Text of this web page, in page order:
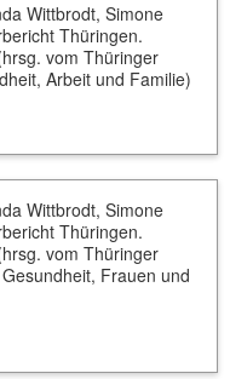
Wittbrodt, Simone
Thüringen.
vom Thüringer
Arbeit und Familie)
Wittbrodt, Simone
Thüringen.
vom Thüringer
Frauen und